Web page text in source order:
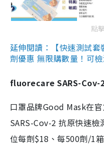
點
延伸閱讀：【快速測試
劑優惠 無限購數量！可
fluorecare SARS-Cov-
口罩品牌Good Mask在
SARS-Cov-2 抗原快速
位每劑$18、每500劑/1